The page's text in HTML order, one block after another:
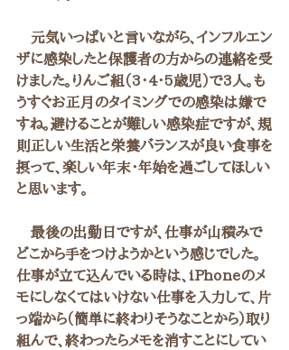
元気いっぱいと言いながら、インフルエン
ザに感染したと保護者の方からの連絡を受
けました。りんご組（3・4・5歳児）で3人。も
うすぐお正月のタイミングでの感染は嫌で
すね。避けることが難しい感染症ですが、規
則正しい生活と栄養バランスが良い食事を
摂って、楽しい年末・年始を過ごしてほしい
と思います。
最後の出勤日ですが、仕事が山積みで
どこから手をつけようかという感じでした。
仕事が立て込んでいる時は、iPhoneのメ
モにしなくてはいけない仕事を入力して、片
っ端から（簡単に終わりそうなことから）取り
組んで、終わったらメモを消すことにしてい